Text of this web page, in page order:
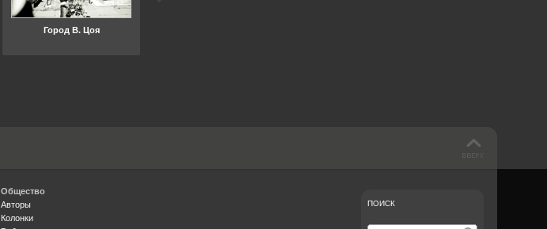
Город В. Цоя
Общество
Авторы
Колонки
ПОИСК